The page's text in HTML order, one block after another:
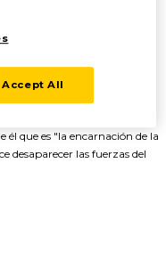
a comenzar a rugir con
que es "la encarnación de la
desaparecer las fuerzas del
Accept All